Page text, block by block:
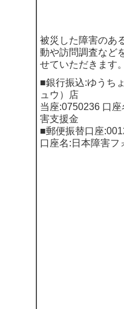
被災した障害のあ
動や訪問調査など
せていただきます
■銀行振込:ゆうち
ュウ）店
当座:0750236 口
害支援金
■郵便振替口座
口座名:日本障害フ